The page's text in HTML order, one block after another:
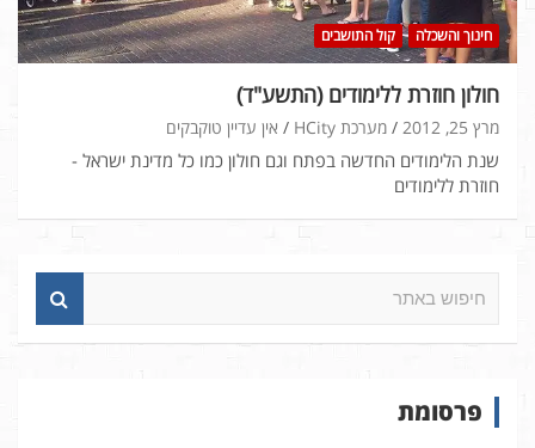
חינוך והשכלה קול התושבים
חולון חוזרת ללימודים (התשע"ד)
מרץ 25, 2012 מערכת HCity אין עדיין טוקבקים
שנת הלימודים החדשה בפתח וגם חולון כמו כל מדינת ישראל -
חוזרת ללימודים
א
פרסומת